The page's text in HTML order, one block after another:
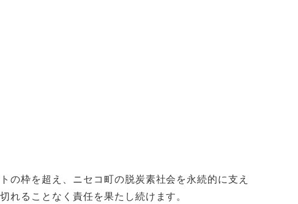
の枠を超え、ニセコ町の脱炭素社会を永続的に支え
れることなく責任を果たし続けます。